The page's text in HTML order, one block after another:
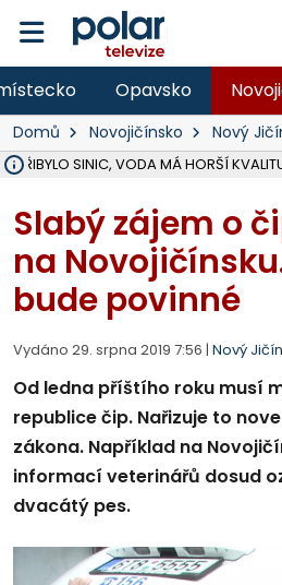
Opavsko
Domů Novojičínsko Nový
PŘIBYLO SINIC, VODA MÁ HORŠÍ
Slabý zájem o
na
bude povinné
Vydáno 29. srpna 2019 7:56 | Nový Jičín
Od ledna příštího roku musí
republice čip. Nařizuje to
zákona. Například na
informací veterinářů dosud
dvacátý pes.